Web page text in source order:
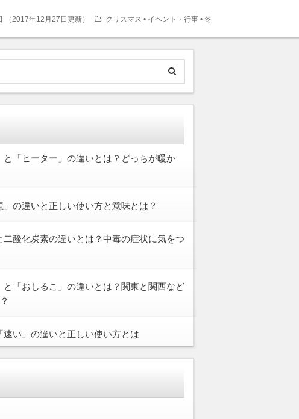
（ 2017年12月27日更新） クリスマス • イベント・行事 • 冬
と「ヒーター」の違いとは？どっちが暖か
」の違いと正しい使い方と意味とは？
二酸化炭素の違いとは？中毒の症状に気をつ
と「おしるこ」の違いとは？関東と関西など
速い」の違いと正しい使い方とは